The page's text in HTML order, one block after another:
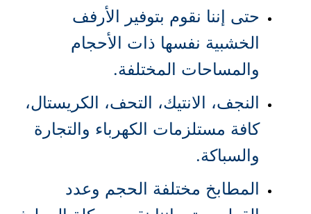
حتى إننا نقوم بتوفير الأرفف
الخشبية نفسها ذات الأحجام
والمساحات المختلفة.
النجف، الانتيك، التحف، الكريستال،
كافة مستلزمات الكهرباء والتجارة
والسباكة.
المطابخ مختلفة الحجم وعدد